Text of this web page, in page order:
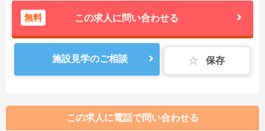
無料 この求人に問い合わせる
施設見学のご相談 保存
この求人に電話で問い合わせる